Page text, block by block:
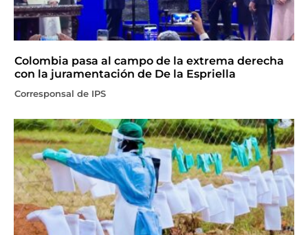
Colombia pasa al campo de la extrema derecha
con la juramentación de De la Espriella
Corresponsal de IPS